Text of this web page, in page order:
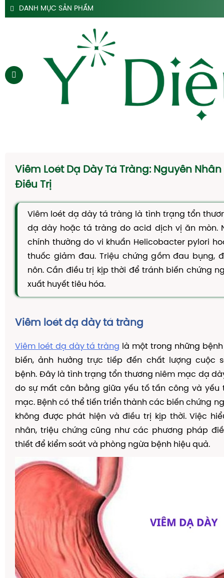
DANH MỤC SẢN PHẨM
SẢN PHẨM HỖ TRỢ DẠ DÀY Y DIỆU
SẢN PHẨM ĐẠI TRÀNG TÁO BÓN Y DIỆU
SẢN PHẨM HÀ THỦ Ô
SẢN PHẨM TAM THẤT Y DIỆU
SIRO HO
CAO DẠ CẨM
HÀ THỦ Ô
TAM THẤT MẬT ONG
CAO DÂY THÌA CANH
DẦU GỘI THẢO DƯỢC
KIẾN THỨC
Kiến Thức Về Ho
Kiến Thức Về Dạ Dày
Kiến Thức Về Hà Thủ Ô
Kiến Thức Về Tam Thất
Kiến Thức Về Tiểu Đường
Kiến Thức Về Dầu Gội Thảo Dược
Kiến Thức Về Máy Lọc Không Khí
Nấm Lưỡi
Viêm Loét Dạ Dày Tá Tràng: Nguyên
Điều Trị
Viêm loét dạ dày tá tràng là tình trạng tổn
dạ dày hoặc tá tràng do acid dịch vị ăn mòn.
chính thường do vi khuẩn Helicobacter pylori
thuốc giảm đau. Triệu chứng gồm đau bụng,
nôn. Cần điều trị kịp thời để tránh biến chứng
xuất huyết tiêu hóa.
Viêm loét dạ dày tá tràng
Viêm loét dạ dày tá tràng là một trong những
biến, ảnh hưởng trực tiếp đến chất lượng cuộc
bệnh. Đây là tình trạng tổn thương niêm mạc dạ
do sự mất cân bằng giữa yếu tố tấn công và yếu
mạc. Bệnh có thể tiến triển thành các biến chứng
không được phát hiện và điều trị kịp thời. Việc
nhân, triệu chứng cũng như các phương pháp
thiết để kiểm soát và phòng ngừa bệnh hiệu quả.